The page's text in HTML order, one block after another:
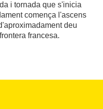
i tornada que s'inicia
comença l'ascens
deu
francesa.